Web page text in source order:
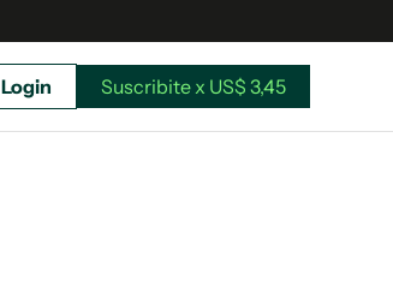
Login Suscribite x US$ 3,45